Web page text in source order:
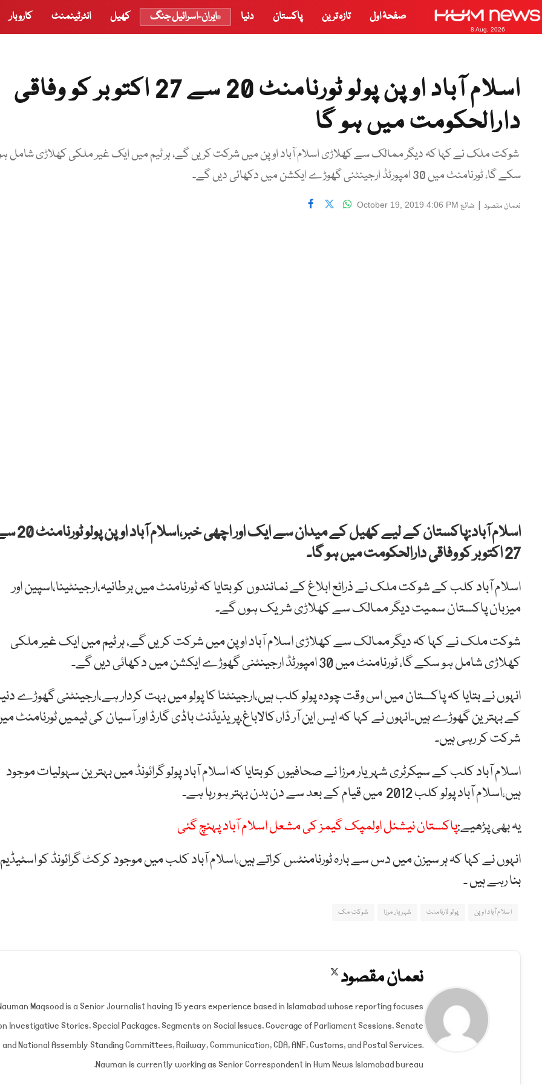
8 Aug, 2026
صفحۂ اول تازہ ترین پاکستان دنیا ایران-اسرائیل جنگ کھیل انٹرٹینمنٹ کاروبار
اسلام آباد اوپن پولو ٹورنامنٹ 20 سے 27 اکتوبر کو وفاقی
دارالحکومت میں ہو گا
شوکت ملک نے کہا کہ دیگر ممالک سے کھلاڑی اسلام آباد اوپن میں شرکت کریں گے، ہر ٹیم میں ایک غیر ملکی کھلاڑی شامل
سکے گا، ٹورنامنٹ میں 30 امپورٹڈ ارجینٹنی گھوڑے ایکشن میں دکھائی دیں گے۔
نعمان مقصود | شائع October 19, 2019 4:06 PM
اسلام آباد:پاکستان کے لیے کھیل کے میدان سے ایک اور
27 اکتوبر کو وفاقی دارالحکومت میں ہو گا۔
اسلام آباد کلب کے شوکت ملک نے ذرائع ابلاغ کے نمائندوں کو بتایا کہ ٹورنامنٹ میں برطانیہ،ارجینٹینا،اسپین اور
میزبان پاکستان سمیت دیگر ممالک سے کھلاڑی شریک ہوں گے۔
شوکت ملک نے کہا کہ دیگر ممالک سے کھلاڑی اسلام آباد اوپن میں شرکت کریں گے، ہر ٹیم میں ایک غیر ملکی
کھلاڑی شامل ہو سکے گا، ٹورنامنٹ میں 30 امپورٹڈ ارجینٹنی گھوڑے ایکشن میں دکھائی دیں گے۔
انہوں نے بتایا کہ پاکستان میں اس وقت چودہ پولو کلب ہیں،ارجینٹنا کا پولو میں بہت کردار ہے،ارجینٹنی گھوڑے
کے بہترین گھوڑے ہیں۔انہوں نے کہا کہ ایس این آر ڈار،کالاباغ،پریذیڈنٹ باڈی گارڈ اور آسیان کی ٹیمیں ٹورنامنٹ
شرکت کر رہی ہیں۔
اسلام آباد کلب کے سیکرٹری شہریار مرزا نے صحافیوں کو بتایا کہ اسلام آباد پولو گرائونڈ میں بہترین سہولیات موجود
ہیں،اسلام آباد پولو کلب 2012 میں قیام کے بعد سے دن بدن بہتر ہو رہا ہے۔
یہ بھی پڑھیے:پاکستان نیشنل اولمپک گیمز کی مشعل اسلام آباد پہنچ گئی
انہوں نے کہا کہ ہر سیزن میں دس سے بارہ ٹورنامنٹس کراتے ہیں،اسلام آباد کلب میں موجود کرکٹ گرائونڈ کو اسٹیڈیم
بنا رہے ہیں ۔
اسلام آباد اوپن پولو ٹارنامنٹ شہریار مرزا شوکت مک
نعمان مقصود
Maqsood is a Senior Journalist having 15 years experience based in Islamabad whose reporting focuses
Investigative Stories, Special Packages, Segments on Social Issues, Coverage of Parliament Sessions, Senate
and National Assembly Standing Committees, Railway, Communication, CDA, ANF, Customs, and Postal Services.
Nauman is currently working as Senior Correspondent in Hum News Islamabad bureau.